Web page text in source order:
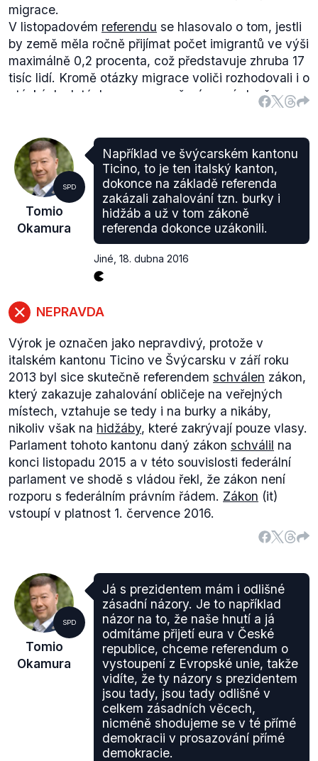
migrace.
V listopadovém referendu se hlasovalo o tom, jestli
by země měla ročně přijímat počet imigrantů ve výši
maximálně 0,2 procenta, což představuje zhruba 17
tisíc lidí. Kromě otázky migrace voliči rozhodovali i o
otázkách zlatých rezerv a zrušení rovné daně.
Obálku s odpovědí na otázku týkající se imigrace
74,1% z nich bylo proti zavedení limitu počtu
přijímaných migrantů.
V říjnu 2015 se uskutečnilyvolbydo dolní komory
švýcarského národního shromáždění. Ve volbách
zvítězila s podporou 29,4% národně-konzervativní
Švýcarská lidová strana (SVP). V 200 členné
Národní radě má strana 65 křesel.
Od roku 1959 fungujevládní koaliční struktura
sedmi ministerstev, která se nazývá „magická
formule“, tzn. pevný poměr mezi koaličními
stranami, který nezohledňuje volební výsledky a
současnosti má dvě křesla Švýcarská lidová strana,
Liberálové a Sociální demokraté jedno křeslo mají
Křesťanští demokraté.
Pokud porovnáme základní priority migrační a
zahraniční politiky švýcarských lidovců a strany
Tomia OkamurySvoboda a přímá demokracie
(SPD), najdeme mnoho podobností. Obě strany
prosazují plnou suverenitu a v případě Švýcarska
neutralitu ( pdf. str. 8 ). Lidovci odmítají hlubší
zapojení Švýcarska v nadnárodních institucích -
Evropské unii, Evropském hospodářském prostoru a
). SPD požaduje
Lidovci požadují omezenou migraci (pdf. str. 30),
Okamurovci přísné podmínky imigrační politiky.
Tomio Okamura se na Švýcarsko často
odkazuje,imponuje mu tamější polopřímá
demokracie, kterou jeho strana prosazuje zavést v
České republice.
SPD
Tomio
Okamura
Například ve švýcarském kantonu
Ticino, to je ten italský kanton,
dokonce na základě referenda
zakázali zahalování tzn. burky i
hidžáb a už v tom zákoně
referenda dokonce uzákonili.
Jiné 18. dubna 2016
NEPRAVDA
Výrok je označen jako nepravdivý, protože v
italském kantonu Ticino ve Švýcarsku v září roku
2013 byl sice skutečně referendem schválen zákon,
který zakazuje zahalování obličeje na veřejných
místech, vztahuje se tedy i na burky a nikáby,
nikoliv však na hidžáby, které zakrývají pouze vlasy.
Parlament tohoto kantonu daný zákon schválil na
konci listopadu 2015 a v této souvislosti federální
parlament ve shodě s vládou řekl, že zákon není
rozporu s federálním právním řádem. Zákon (it)
vstoupí v platnost 1. července 2016.
SPD
Tomio
Okamura
Já s prezidentem mám i odlišné
zásadní názory. Je to například
názor na to, že naše hnutí a já
odmítáme přijetí eura v České
republice, chceme referendum o
vystoupení z Evropské unie, takže
vidíte, že ty názory s prezidentem
jsou tady, jsou tady odlišné v
celkem zásadních věcech,
nicméně shodujeme se v té přímé
demokracii v prosazování přímé
demokracie.